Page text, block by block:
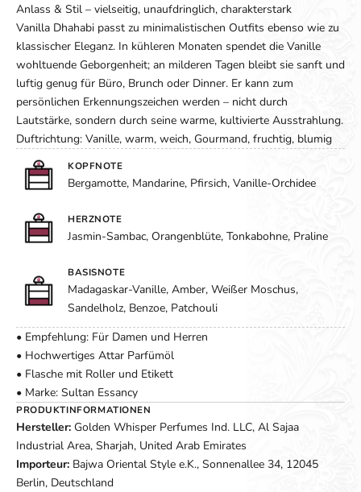
Anlass & Stil – vielseitig, unaufdringlich, charakterstark
Vanilla Dhahabi passt zu minimalistischen Outfits ebenso wie zu
klassischer Eleganz. In kühleren Monaten spendet die Vanille
wohltuende Geborgenheit; an milderen Tagen bleibt sie sanft und
luftig genug für Büro, Brunch oder Dinner. Er kann zum
persönlichen Erkennungszeichen werden – nicht durch
Lautstärke, sondern durch seine warme, kultivierte Ausstrahlung.
Duftrichtung: Vanille, warm, weich, Gourmand, fruchtig, blumig
KOPFNOTE
Bergamotte, Mandarine, Pfirsich, Vanille-Orchidee
HERZNOTE
Jasmin-Sambac, Orangenblüte, Tonkabohne, Praline
BASISNOTE
Madagaskar-Vanille, Amber, Weißer Moschus,
Sandelholz, Benzoe, Patchouli
• Empfehlung: Für Damen und Herren
• Hochwertiges Attar Parfümöl
• Flasche mit Roller und Etikett
• Marke: Sultan Essancy
PRODUKTINFORMATIONEN
Hersteller: Golden Whisper Perfumes Ind. LLC, Al Sajaa
Industrial Area, Sharjah, United Arab Emirates
Importeur: Bajwa Oriental Style e.K., Sonnenallee 34, 12045
Berlin, Deutschland